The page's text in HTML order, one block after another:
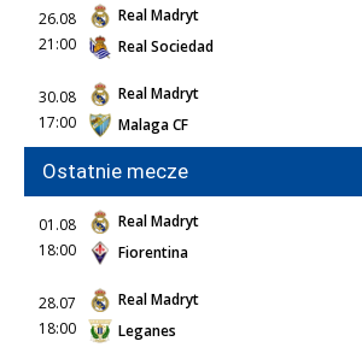
26.08
21:00
Real Madryt
Real Sociedad
30.08
17:00
Real Madryt
Malaga CF
Ostatnie mecze
01.08
18:00
Real Madryt
Fiorentina
28.07
18:00
Real Madryt
Leganes